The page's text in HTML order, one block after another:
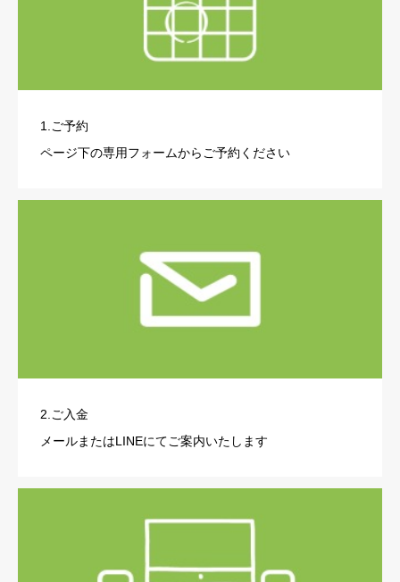
1.ご予約
ページ下の専用フォームからご予約ください
2.ご入金
メールまたはLINEにてご案内いたします